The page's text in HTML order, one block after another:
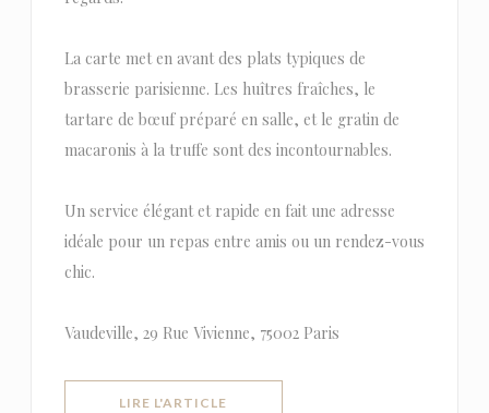
La carte met en avant des plats typiques de
brasserie parisienne. Les huîtres fraîches, le
tartare de bœuf préparé en salle, et le gratin de
macaronis à la truffe sont des incontournables.
Un service élégant et rapide en fait une adresse
idéale pour un repas entre amis ou un rendez-vous
chic.
Vaudeville, 29 Rue Vivienne, 75002 Paris
LIRE L'ARTICLE